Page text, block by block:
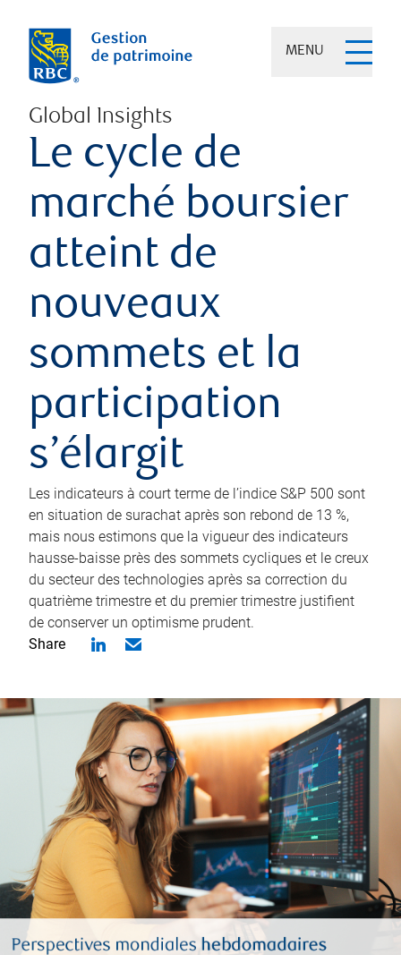
MENU
Global Insights
Le cycle de
marché boursier
atteint de
nouveaux
sommets et la
participation
s’élargit
Les indicateurs à court terme de l’indice S&P 500 sont
en situation de surachat après son rebond de 13 %,
mais nous estimons que la vigueur des indicateurs
hausse-baisse près des sommets cycliques et le creux
du secteur des technologies après sa correction du
quatrième trimestre et du premier trimestre justifient
de conserver un optimisme prudent.
Share